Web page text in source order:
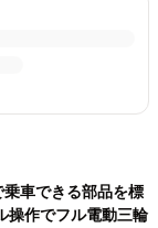
車できる部品を標
操作でフル電動三輪